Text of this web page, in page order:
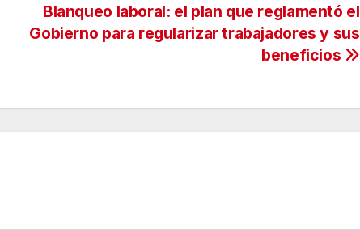
Blanqueo laboral: el plan que reglamentó el
Gobierno para regularizar trabajadores y sus
beneficios